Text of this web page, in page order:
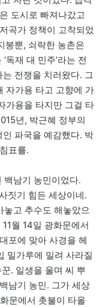
도시로 빠져나갔고
곡가 정책이 고착되었
붕뿐, 쇠락한 농촌은
독재 대 민주’라는 전
는 전쟁을 치러왔다. 그
자가용 타고 고향에 가
가용을 타지만 그걸 타
년, 박근혜 정부의
인 파국을 예감했다. 박
표를.
백남기 농민이었다.
짓기 힘든 세상이네.
놓고 추수도 해놓았으
월 14일 광화문에서
포에 맞아 사경을 헤
밀가루에 밀려 사라질
. 일생을 울며 씨 뿌
남기 농민. 그가 세상
문에서 촛불이 타올